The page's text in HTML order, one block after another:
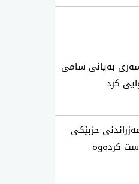
به‌یانی سامی
كرد
حزبێکی
کردەوە